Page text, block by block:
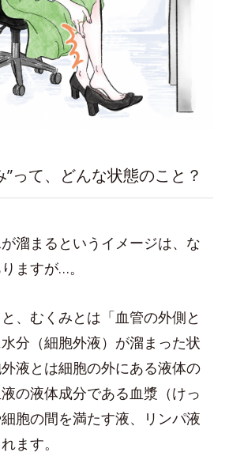
”って、どんな状態のこと？
溜まるというイメージは、な
ますが…。
、むくみとは「血管の外側と
分（細胞外液）が溜まった状
液とは細胞の外にある液体の
の液体成分である血漿（けっ
胞の間を満たす液、リンパ液
ます。